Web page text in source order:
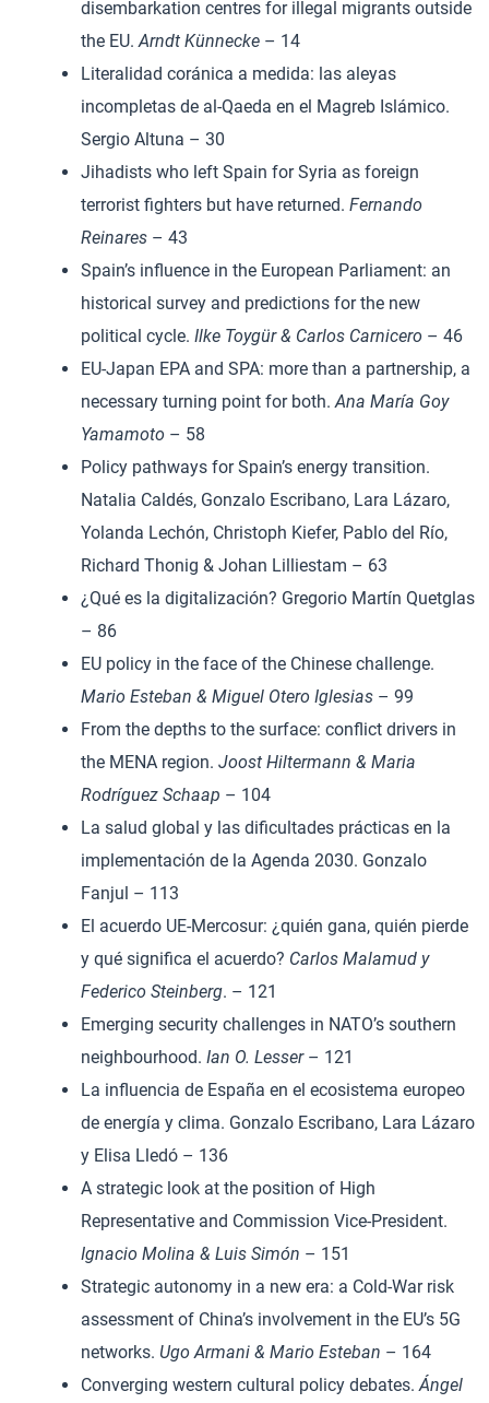
disembarkation centres for illegal migrants outside
the EU.Arndt Künnecke – 14
Literalidad coránica a medida: las aleyas
incompletas de al-Qaeda en el Magreb Islámico.
Sergio Altuna – 30
Jihadists who left Spain for Syria as foreign
terrorist fighters but have returned. Fernando
Reinares – 43
Spain’s influence in the European Parliament: an
historical survey and predictions for the new
political cycle. Ilke Toygür & Carlos Carnicero – 46
EU-Japan EPA and SPA: more than a partnership, a
necessary turning point for both.Ana María Goy
Yamamoto – 58
Policy pathways for Spain’s energy transition.
Natalia Caldés, Gonzalo Escribano, Lara Lázaro,
Yolanda Lechón, Christoph Kiefer, Pablo del Río,
Richard Thonig & Johan Lilliestam – 63
¿Qué es la digitalización? Gregorio Martín Quetglas
– 86
EU policy in the face of the Chinese challenge.
Mario Esteban & Miguel Otero Iglesias – 99
From the depths to the surface: conflict drivers in
the MENA region. Joost Hiltermann & Maria
Rodríguez Schaap – 104
La salud global y las dificultades prácticas en la
implementación de la Agenda 2030. Gonzalo
Fanjul – 113
El acuerdo UE-Mercosur: ¿quién gana, quién pierde
y qué significa el acuerdo? Carlos Malamud y
Federico Steinberg. – 121
Emerging security challenges in NATO’s southern
neighbourhood. Ian O. Lesser– 121
La influencia de España en el ecosistema europeo
de energía y clima. Gonzalo Escribano, Lara Lázaro
y Elisa Lledó – 136
A strategic look at the position of High
Representative and Commission Vice-President.
Ignacio Molina & Luis Simón – 151
Strategic autonomy in a new era: a Cold-War risk
assessment of China’s involvement in the EU’s 5G
networks. Ugo Armani & Mario Esteban – 164
Converging western cultural policy debates.Ángel